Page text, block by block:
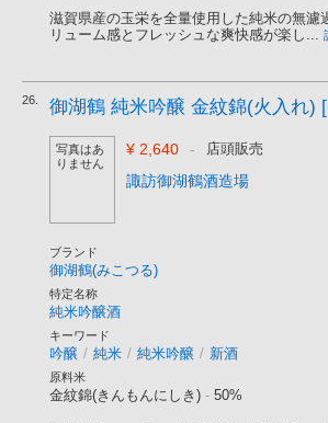
滋賀県産の玉栄を全量使用した純米の無濾
リューム感とフレッシュな爽快感が楽し...
26. 御湖鶴 純米吟醸 金紋錦(火入れ)
写真はあ
りません
¥ 2,640 - 店頭販売
諏訪御湖鶴酒造場
ブランド
御湖鶴(みこつる)
特定名称
純米吟醸酒
キーワード
吟醸 / 純米 / 純米吟醸 / 新酒
原料米
金紋錦(きんもんにしき) - 50%